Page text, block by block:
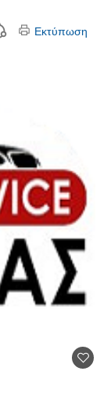
Εκτύπωση